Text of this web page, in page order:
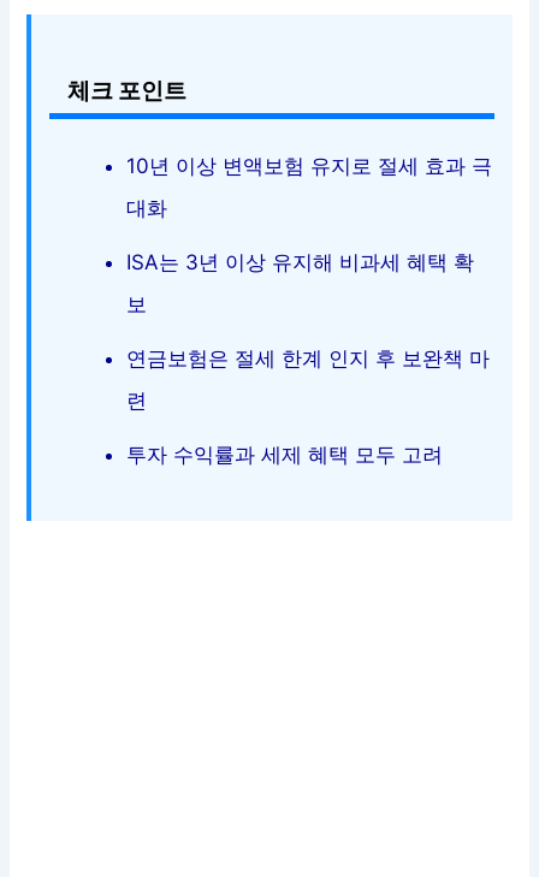
체크 포인트
10년 이상 변액보험 유지로 절세 효과 극
대화
ISA는 3년 이상 유지해 비과세 혜택 확
보
연금보험은 절세 한계 인지 후 보완책 마
련
투자 수익률과 세제 혜택 모두 고려